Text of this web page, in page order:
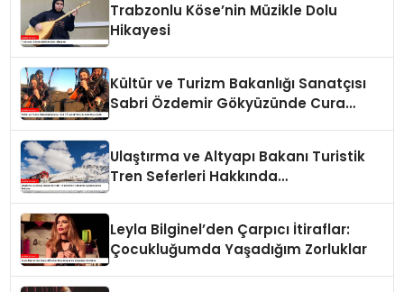
Trabzonlu Köse’nin Müzikle Dolu
Hikayesi
Kültür ve Turizm Bakanlığı Sanatçısı
Sabri Özdemir Gökyüzünde Cura
Ulaştırma ve Altyapı Bakanı Turistik
Tren Seferleri Hakkında
Leyla Bilginel’den Çarpıcı İtiraflar:
Çocukluğumda Yaşadığım Zorluklar